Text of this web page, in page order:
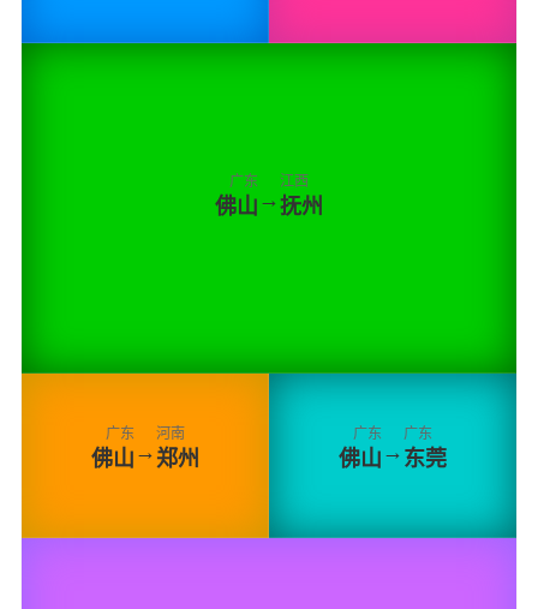
广东
佛山 →
江西
抚州
广东
佛山 →
河南
郑州
广东
佛山 →
广东
东莞